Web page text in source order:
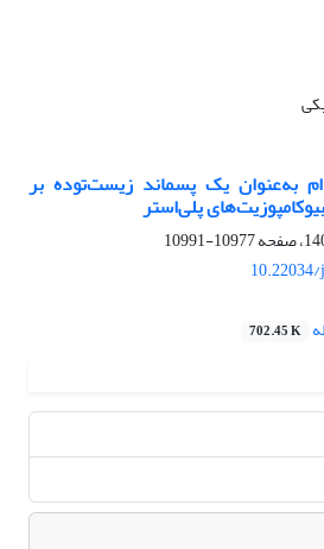
به‌عنوان یک پسماند زیست‌توده بر
پلی‌استر
10977-10991
702.45 K